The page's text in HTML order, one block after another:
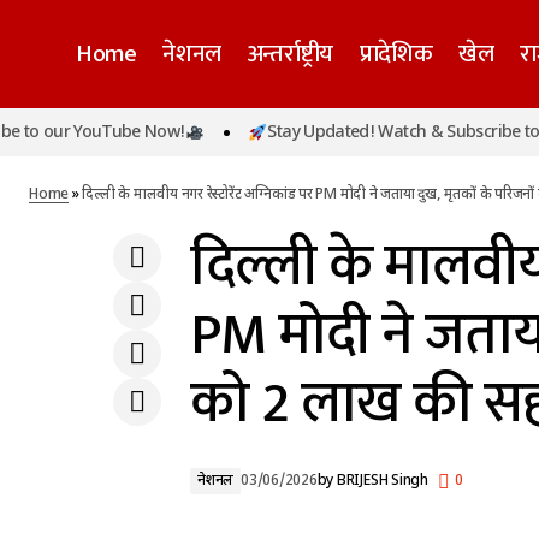
Home नेशनल अन्तर्राष्ट्रीय प्रादेशिक खेल
टीएमसी में बगावत के संकेत, 58 विधायकों के
समर्थन का दावा, विपक्ष के नेता पद को लेकर बढ़ी
दिल्ली के
our YouTube Now! Stay Updated! Watch & Subscribe to
Home»दिल्ली के मालवीय नगर रेस्टोरेंट अग्निकांड पर PM मोदी ने जताया दुख, मृतकों के
दिल्ली के
PM मोदी ने
को 2 लाख की
नेशनल 03/06/2026byBRIJESH Singh 0